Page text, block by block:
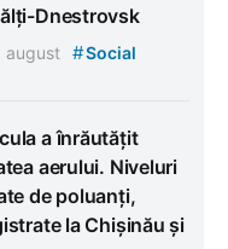
Dnestrovsk
august #Social
a înrăutățit
aerului. Niveluri
de poluanți,
la Chișinău și